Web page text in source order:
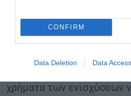
CONFIRM
Data Deletion Data Access
Η ΑΑΔΕ, συνεπής στον
έχει ανακοινώσει,
κατεύθυνση της
χρήματα των ενισχύσεων